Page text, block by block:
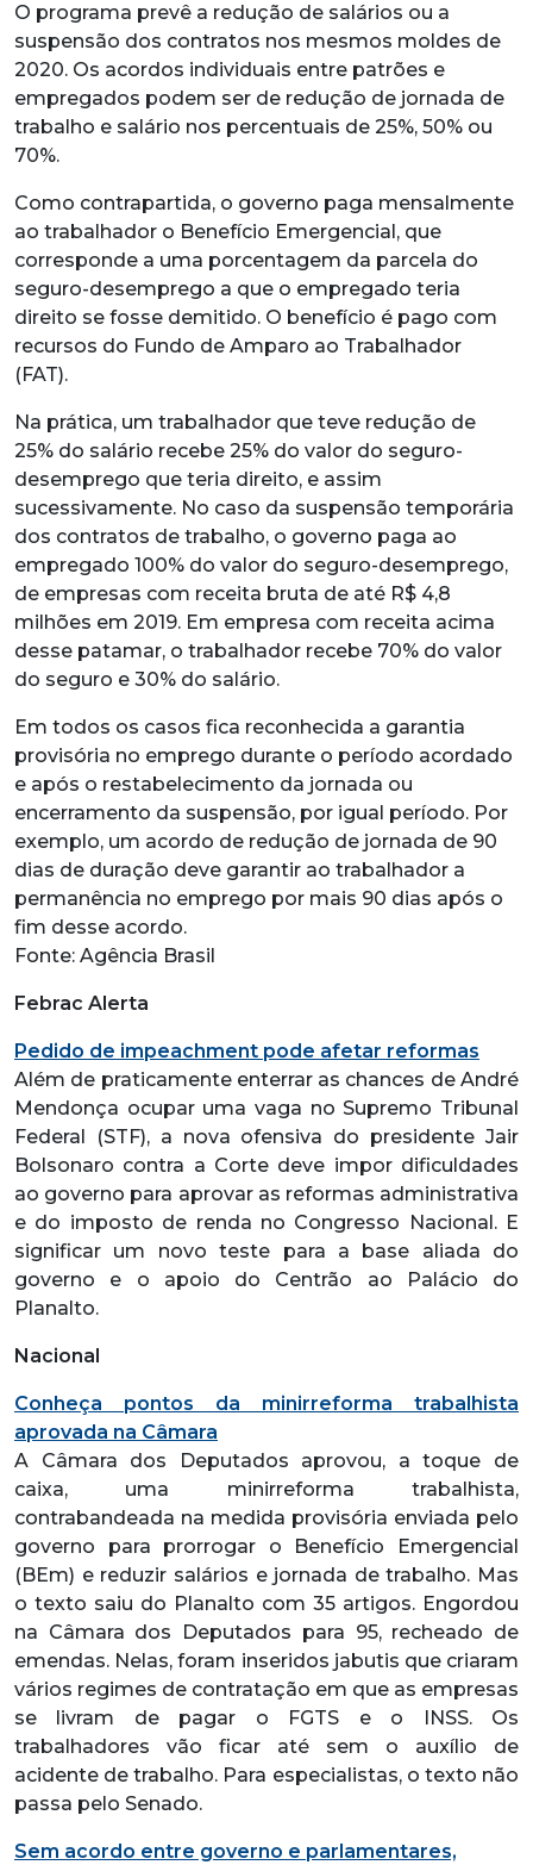
O programa prevê a redução de salários ou a
suspensão dos contratos nos mesmos moldes de
2020. Os acordos individuais entre patrões e
empregados podem ser de redução de jornada de
trabalho e salário nos percentuais de 25%, 50% ou
70%.
Como contrapartida, o governo paga mensalmente
ao trabalhador o Benefício Emergencial, que
corresponde a uma porcentagem da parcela do
seguro-desemprego a que o empregado teria
direito se fosse demitido. O benefício é pago com
recursos do Fundo de Amparo ao Trabalhador
(FAT).
Na prática, um trabalhador que teve redução de
25% do salário recebe 25% do valor do seguro-
desemprego que teria direito, e assim
sucessivamente. No caso da suspensão temporária
dos contratos de trabalho, o governo paga ao
empregado 100% do valor do seguro-desemprego,
de empresas com receita bruta de até R$ 4,8
milhões em 2019. Em empresa com receita acima
desse patamar, o trabalhador recebe 70% do valor
do seguro e 30% do salário.
Em todos os casos fica reconhecida a garantia
provisória no emprego durante o período acordado
e após o restabelecimento da jornada ou
encerramento da suspensão, por igual período. Por
exemplo, um acordo de redução de jornada de 90
dias de duração deve garantir ao trabalhador a
permanência no emprego por mais 90 dias após o
fim desse acordo.
Fonte: Agência Brasil
Febrac Alerta
Pedido de impeachment pode afetar reformas
Além de praticamente enterrar as chances de André
Mendonça ocupar uma vaga no Supremo Tribunal
Federal (STF), a nova ofensiva do presidente Jair
Bolsonaro contra a Corte deve impor dificuldades
ao governo para aprovar as reformas administrativa
e do imposto de renda no Congresso Nacional. E
significar um novo teste para a base aliada do
governo e o apoio do Centrão ao Palácio do
Planalto.
Nacional
Conheça pontos da minirreforma trabalhista
aprovada na Câmara
A Câmara dos Deputados aprovou, a toque de
caixa, uma minirreforma trabalhista,
contrabandeada na medida provisória enviada pelo
governo para prorrogar o Benefício Emergencial
(BEm) e reduzir salários e jornada de trabalho. Mas
o texto saiu do Planalto com 35 artigos. Engordou
na Câmara dos Deputados para 95, recheado de
emendas. Nelas, foram inseridos jabutis que criaram
vários regimes de contratação em que as empresas
se livram de pagar o FGTS e o INSS. Os
trabalhadores vão ficar até sem o auxílio de
acidente de trabalho. Para especialistas, o texto não
passa pelo Senado.
Sem acordo entre governo e parlamentares,